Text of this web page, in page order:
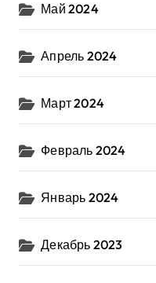
Май 2024
Апрель 2024
Март 2024
Февраль 2024
Январь 2024
Декабрь 2023